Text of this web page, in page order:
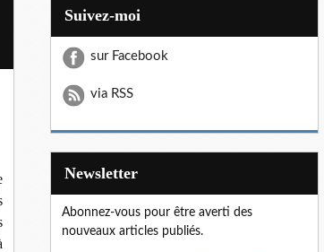
Suivez-moi
sur Facebook
via RSS
Newsletter
Abonnez-vous pour être averti des
nouveaux articles publiés.